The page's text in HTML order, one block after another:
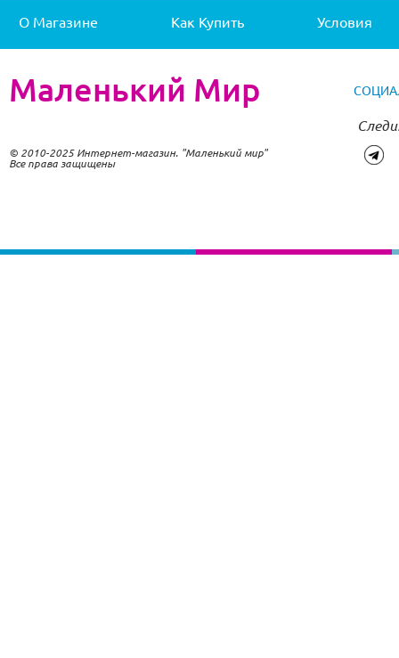
О Магазине Как Купить Условия
Маленький Мир
© 2010-2025 Интернет-магазин. "Маленький мир"
Все права защищены